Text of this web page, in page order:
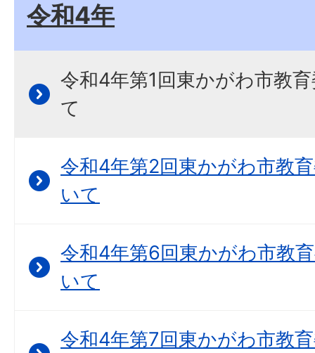
令和4年
令和4年第1回東かがわ市教
て
令和4年第2回東かがわ市教
いて
令和4年第6回東かがわ市教
いて
令和4年第7回東かがわ市教